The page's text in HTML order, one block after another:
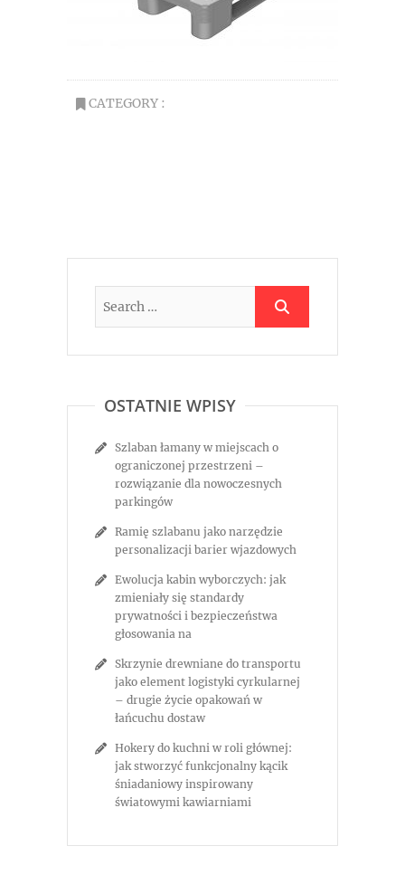
CATEGORY :
OSTATNIE WPISY
Szlaban łamany w miejscach o
ograniczonej przestrzeni –
rozwiązanie dla nowoczesnych
parkingów
Ramię szlabanu jako narzędzie
personalizacji barier wjazdowych
Ewolucja kabin wyborczych: jak
zmieniały się standardy
prywatności i bezpieczeństwa
głosowania na
Skrzynie drewniane do transportu
jako element logistyki cyrkularnej
– drugie życie opakowań w
łańcuchu dostaw
Hokery do kuchni w roli głównej:
jak stworzyć funkcjonalny kącik
śniadaniowy inspirowany
światowymi kawiarniami